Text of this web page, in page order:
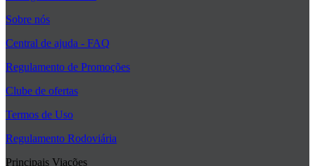
Sobre nós
Central de ajuda - FAQ
Regulamento de Promoções
Clube de ofertas
Termos de Uso
Regulamento Rodoviária
Principais Viações